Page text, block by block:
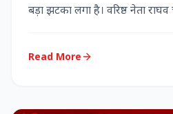
बड़ा झटका लगा है। वरिष्ठ नेता
Read More